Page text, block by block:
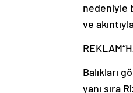
nedeniyle
ve
REKLAM
Balıkları
yanı sıra